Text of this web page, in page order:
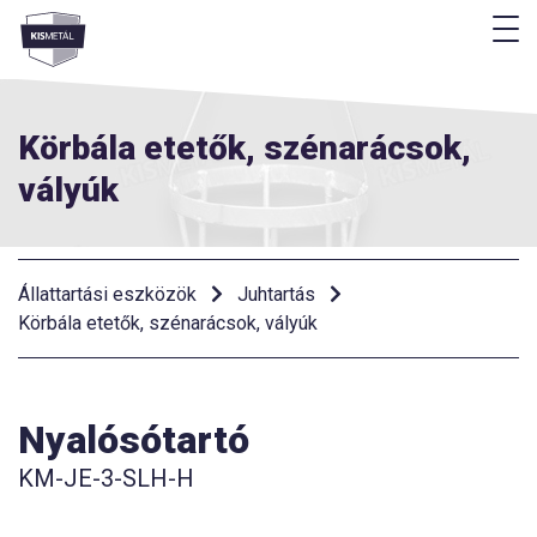
Menü
Körbála etetők, szénarácsok,
vályúk
Állattartási eszközök
Juhtartás
Körbála etetők, szénarácsok, vályúk
Nyalósótartó
KM-JE-3-SLH-H